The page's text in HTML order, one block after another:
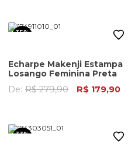
35%
Echarpe Makenji Estampa
Losango Feminina Preta
De: R$ 279,90 R$ 179,90
33%